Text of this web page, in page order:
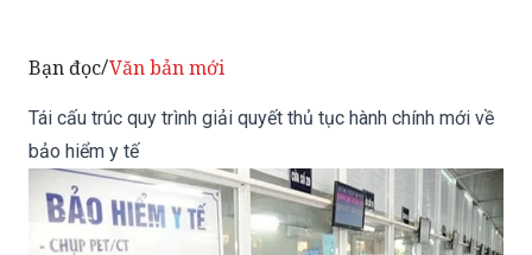
Bạn đọc/Văn bản mới
Tái cấu trúc quy trình giải quyết thủ tục hành chính mới về
bảo hiểm y tế